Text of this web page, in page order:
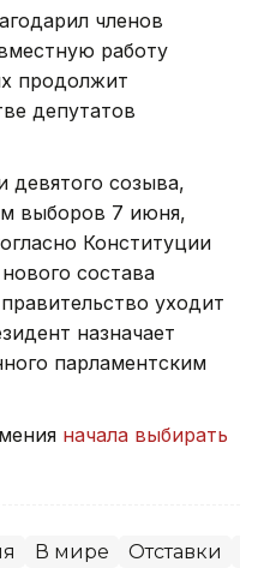
членов
работу
продолжит
депутатов
созыва,
выборов 7 июня,
Конституции
состава
уходит
назначает
парламентским
начала выбирать
В мире Отставки